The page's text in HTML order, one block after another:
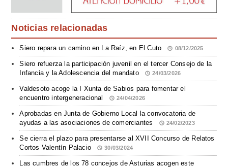
Noticias relacionadas
Siero repara un camino en La Raíz, en El Cuto 08/12/2025
Siero refuerza la participación juvenil en el tercer Consejo de la
Infancia y la Adolescencia del mandato
24/03/2026
Valdesoto acoge la I Xunta de Sabios para fomentar el
encuentro intergeneracional
24/04/2026
Aprobadas en Junta de Gobierno Local la convocatoria de
ayudas a las asociaciones de comerciantes
24/02/2023
Se cierra el plazo para presentarse al XVII Concurso de Relatos
Cortos Valentín Palacio
30/03/2024
Las cumbres de los 78 concejos de Asturias acogen este